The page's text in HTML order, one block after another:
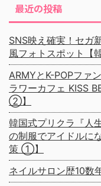
最近の投稿
SNS映え確実！セガ
風フォトスポット【
ARMYとK-POPファ
ラワーカフェ KISS
②】
韓国式プリクラ『人
の制服でアイドルに
策 ①】
ネイルサロン歴10数